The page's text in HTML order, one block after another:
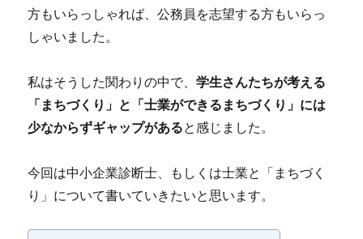
方もいらっしゃれば、公務員を志望する方もいらっ
しゃいました。
私はそうした関わりの中で、学生さんたちが考える
「まちづくり」と「士業ができるまちづくり」には
少なからずギャップがあると感じました。
今回は中小企業診断士、もしくは士業と「まちづく
り」について書いていきたいと思います。